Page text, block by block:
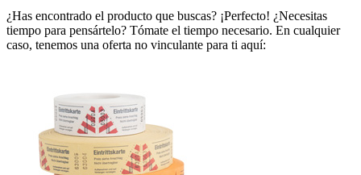
¿Has encontrado el producto que buscas? ¡Perfecto! ¿Necesitas
tiempo para pensártelo? Tómate el tiempo necesario. En cualquier
caso, tenemos una oferta no vinculante para ti aquí: